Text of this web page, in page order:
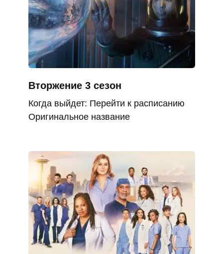
Вторжение 3 сезон
Когда выйдет: Перейти к расписанию
Оригинальное название